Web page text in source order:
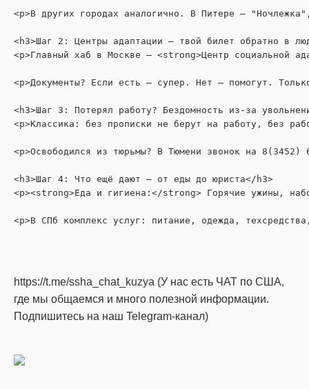
<p>В других городах аналогично. В Питере –
<h3>Шаг 2: Центры адаптации – твой билет обратно в
<p>Главный хаб в Москве – <strong>Центр социальной
<p>Документы? Если есть – супер. Нет – помогут.
<h3>Шаг 3: Потерял работу? Бездомность из-за
<p>Классика: без прописки не берут на работу, без
<p>Освободился из тюрьмы? В Тюмени звонок на
<h3>Шаг 4: Что ещё дают – от еды до юриста</h3>
<p><strong>Еда и гигиена:</strong> Горячие ужины,
https://t.me/ssha_chat_kuzya (У нас есть ЧАТ по США,
где мы общаемся и много полезной информации.
Подпишитесь на наш Telegram-канал)